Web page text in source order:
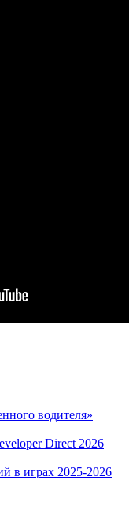
водителя»
Direct 2026
в играх 2025-2026